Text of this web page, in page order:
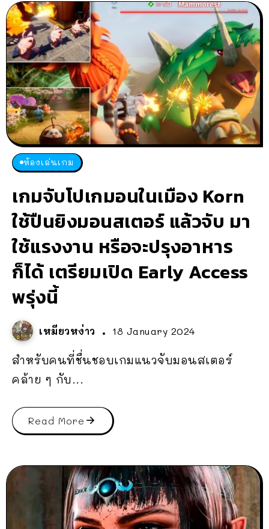
ห้องเล่นเกม
เกมจับโปเกมอนในเมือง Korn
ใช้ปืนยิงมอนสเตอร์ แล้วจับ มา
ใช้แรงงาน หรือจะปรุงอาหาร
ก็ได้ เตรียมเปิด Early Access
พรุ่งนี้
เหมียวหง่าว 18 January 2024
สำหรับคนที่ชื่นชอบเกมแนวจับมอนสเตอร์
คล้าย ๆ กับ...
Read More